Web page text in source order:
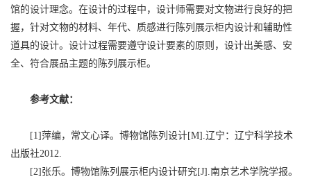
馆的设计理念。在设计的过程中，设计师需要对文物进行良好的把
握，针对文物的材料、年代、质感进行陈列展示柜内设计和辅助性
道具的设计。设计过程需要遵守设计要素的原则，设计出美感、安
全、符合展品主题的陈列展示柜。
参考文献：
[1]萍编，常文心译。博物馆陈列设计[M].辽宁：辽宁科学技术
出版社2012.
[2]张乐。博物馆陈列展示柜内设计研究[J].南京艺术学院学报。